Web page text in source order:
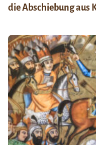
die Abschiebung aus